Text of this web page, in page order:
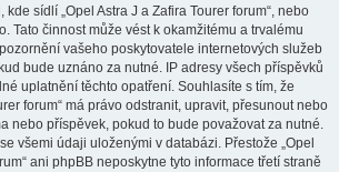
sídlí „Opel Astra J a Zafira Tourer forum“, nebo
Tato činnost může vést k okamžitému a trvalému
vašeho poskytovatele internetových služeb
bude uznáno za nutné. IP adresy všech příspěvků
uplatnění těchto opatření. Souhlasíte s tím, že
forum“ má právo odstranit, upravit, přesunout nebo
nebo příspěvek, pokud to bude považovat za nutné.
všemi údaji uloženými v databázi. Přestože „Opel
ani phpBB neposkytne tyto informace třetí straně